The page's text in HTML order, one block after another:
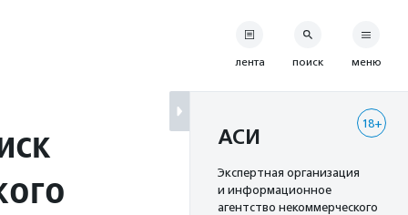
лента поиск меню
18+
АСИ
Экспертная организация
и информационное
агентство некоммерческого